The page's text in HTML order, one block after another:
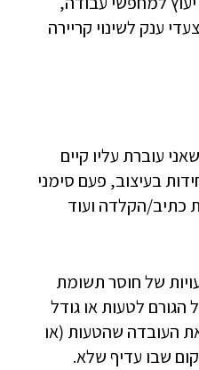
ענק לשינוי קריירה
עוברת עליו קיים
בעיצוב, פעם סימני
כתיב/הקלדה ועוד
של חוסר תשומת
לטעות או גודל
העובדה שהטעות (או
שבו עדיף שלא.